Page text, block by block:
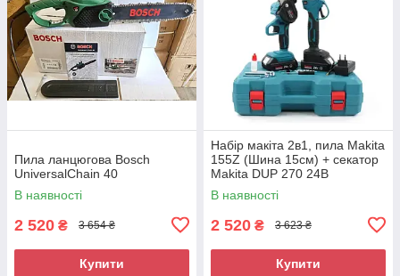
Пила ланцюгова Bosch
UniversalChain 40
В наявності
2 520 ₴ 3 654 ₴
Купити
Набір макіта 2в1, пила Makita
155Z (Шина 15см) + секатор
Makita DUP 270 24В
В наявності
2 520 ₴ 3 623 ₴
Купити